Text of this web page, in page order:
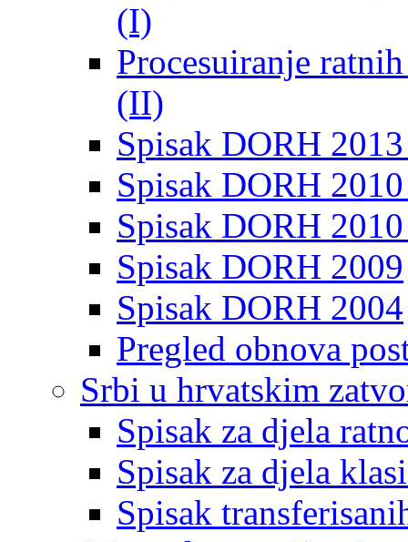
(I)
Procesuiranje
(II)
Spisak DORH
Spisak DORH
Spisak DORH
Spisak DORH 2009
Spisak DORH 2004
Pregled obnova
Srbi u hrvatskim
Spisak za djela
Spisak za djela
Spisak